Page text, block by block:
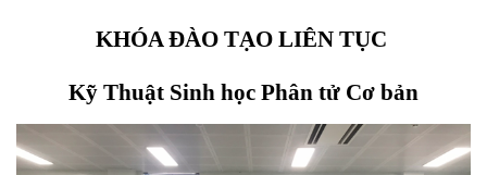
KHÓA ĐÀO TẠO LIÊN TỤC
Kỹ Thuật Sinh học Phân tử Cơ bản